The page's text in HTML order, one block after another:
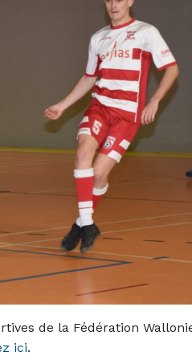
de la Fédération
ici.